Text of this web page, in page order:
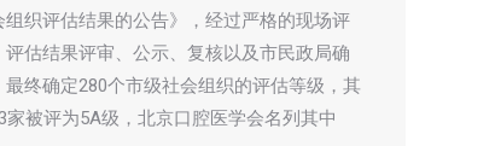
组织评估结果的公告》，经过严格的现场评
评估结果评审、公示、复核以及市民政局确
最终确定280个市级社会组织的评估等级，其
家被评为5A级，北京口腔医学会名列其中